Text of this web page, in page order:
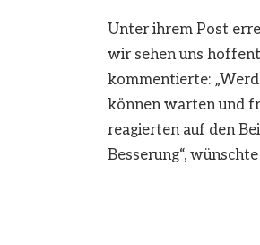
Unter ihrem Post
wir sehen uns
kommentierte:
können warten und
reagierten auf den
Besserung“,